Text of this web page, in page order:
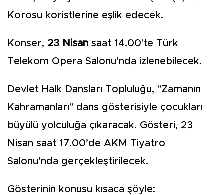
Korosu koristlerine eşlik edecek.
Konser, 23 Nisan saat 14.00'te Türk
Telekom Opera Salonu’nda izlenebilecek.
Devlet Halk Dansları Topluluğu, "Zamanın
Kahramanları" dans gösterisiyle çocukları
büyülü yolculuğa çıkaracak. Gösteri, 23
Nisan saat 17.00’de AKM Tiyatro
Salonu’nda gerçekleştirilecek.
Gösterinin konusu kısaca şöyle: